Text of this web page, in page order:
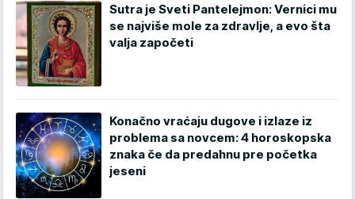
Sutra je Sveti Pantelejmon: Vernici mu
se najviše mole za zdravlje, a evo šta
valja započeti
Konačno vraćaju dugove i izlaze iz
problema sa novcem: 4 horoskopska
znaka če da predahnu pre početka
jeseni